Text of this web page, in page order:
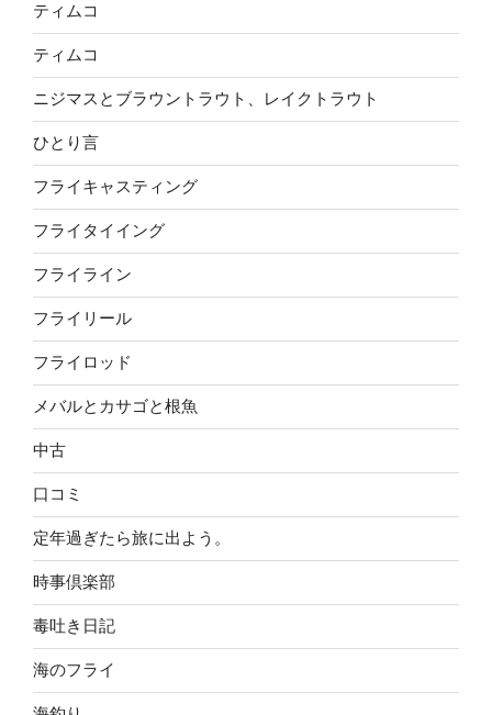
ティムコ
ティムコ
ニジマスとブラウントラウト、レイクトラウト
ひとり言
フライキャスティング
フライタイイング
フライライン
フライリール
フライロッド
メバルとカサゴと根魚
中古
口コミ
定年過ぎたら旅に出よう。
時事倶楽部
毒吐き日記
海のフライ